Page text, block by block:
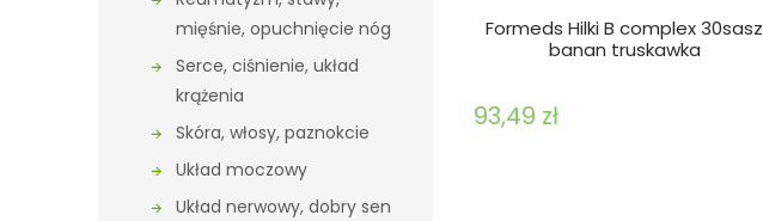
mięśnie, opuchnięcie nóg
Serce, ciśnienie, układ
krążenia
Skóra, włosy, paznokcie
Układ moczowy
Układ nerwowy, dobry sen
Formeds Hilki B complex 30sasz
banan truskawka
93,49 zł